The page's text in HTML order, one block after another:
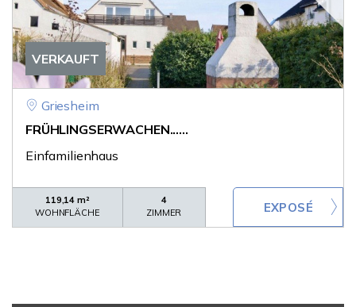
VERKAUFT
Griesheim
FRÜHLINGSERWACHEN......
Einfamilienhaus
119,14 m²
WOHNFLÄCHE
4
ZIMMER